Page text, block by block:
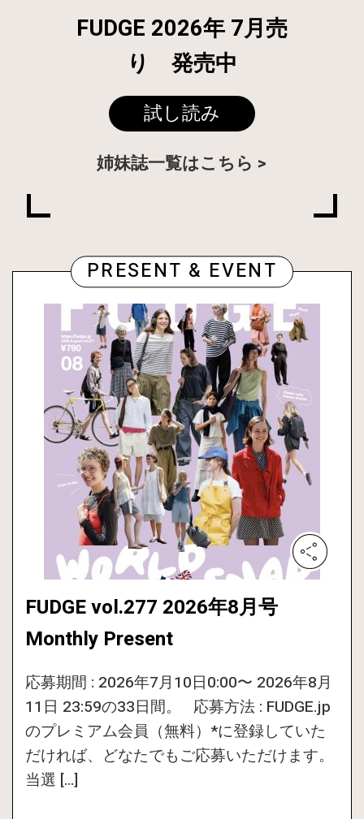
FUDGE 2026年 7月売
り 発売中
試し読み
姉妹誌一覧はこちら
PRESENT & EVENT
FUDGE vol.277 2026年8月号
Monthly Present
応募期間 : 2026年7月10日0:00〜 2026年8月
11日 23:59の33日間。 応募方法 : FUDGE.jp
のプレミアム会員（無料）*に登録していた
だければ、どなたでもご応募いただけます。
当選 […]